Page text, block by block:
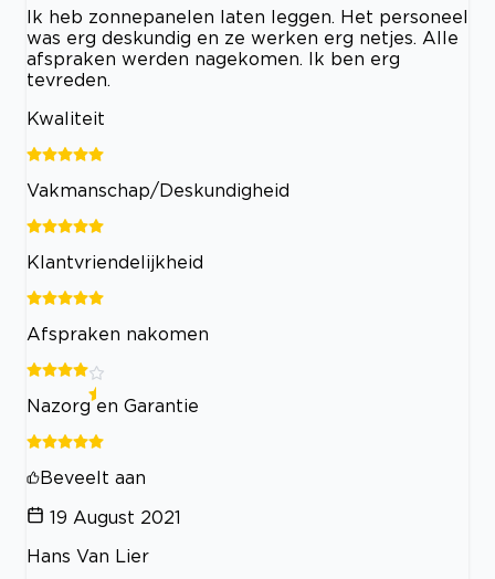
Ik heb zonnepanelen laten leggen. Het personeel
was erg deskundig en ze werken erg netjes. Alle
afspraken werden nagekomen. Ik ben erg
tevreden.
Kwaliteit
Vakmanschap/Deskundigheid
Klantvriendelijkheid
Afspraken nakomen
Nazorg en Garantie
Beveelt aan
19 August 2021
Hans Van Lier